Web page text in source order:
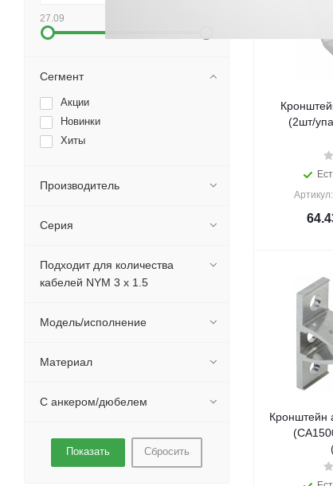
(2шт/
Кронштейн
27.09
Сегмент
Акции
Новинки
Хиты
Производитель
Серия
Подходит для количества
кабелей NYM 3 x 1.5
Модель/исполнение
Материал
С анкером/дюбелем
Сбросить